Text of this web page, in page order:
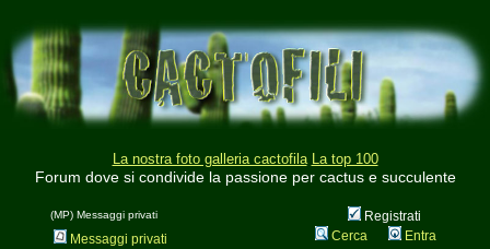
La nostra foto galleria cactofila La top 100
Forum dove si condivide la passione per cactus e succulente
(MP) Messaggi privati
Registrati
Messaggi privati
Cerca Entra